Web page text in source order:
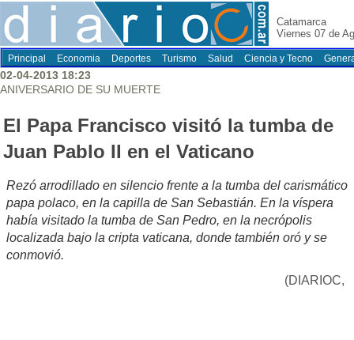
Catamarca
Viernes 07 de
Principal Economia Deportes Turismo Salud Ciencia y Tecno
02-04-2013 18:23
ANIVERSARIO DE SU MUERTE
El Papa Francisco visitó la tumba de
Juan Pablo II en el Vaticano
Rezó arrodillado en silencio frente a la tumba del carismático
papa polaco, en la capilla de San Sebastián. En la víspera
había visitado la tumba de San Pedro, en la necrópolis
localizada bajo la cripta vaticana, donde también oró y se
conmovió.
(DIARIOC,